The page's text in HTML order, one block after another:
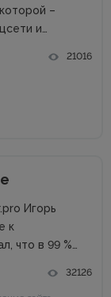
–
и
вот как быть
21016
Игорь
к
что в 99 %
среди
32126